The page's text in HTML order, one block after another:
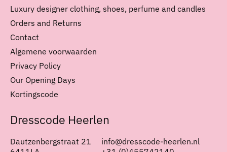
Luxury designer clothing, shoes, perfume and candles
Orders and Returns
Contact
Algemene voorwaarden
Privacy Policy
Our Opening Days
Kortingscode
Dresscode Heerlen
Dautzenbergstraat 21
info@dresscode-heerlen.nl